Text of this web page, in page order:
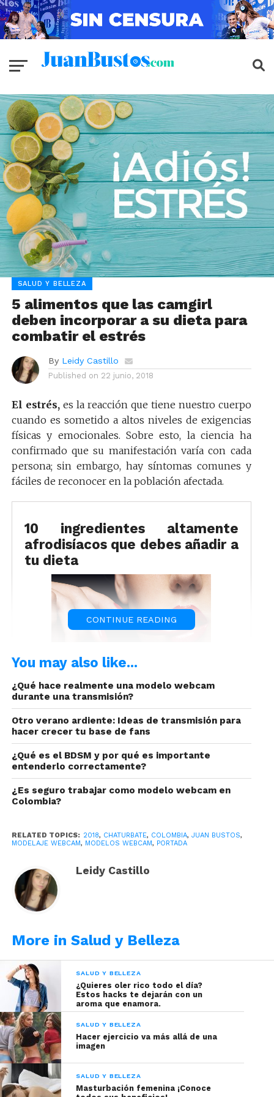
SALUD Y BELLEZA
5 alimentos que las camgirl
deben incorporar a su dieta para
combatir el estrés
By Leidy Castillo
Published on 22 junio, 2018
El estrés, es la reacción que tiene nuestro cuerpo
cuando es sometido a altos niveles de exigencias
físicas y emocionales. Sobre esto, la ciencia ha
confirmado que su manifestación varía con cada
persona; sin embargo, hay síntomas comunes y
fáciles de reconocer en la población afectada.
10 ingredientes altamente
afrodisíacos que debes añadir a
tu dieta
En tu carrera como modelo webcam, es
importante que tu rutina diaria tanto de cuidados y
preparación, incluyas alimentos que te ayuden a
mantener alto el libido.
Migrañas, fiebre, afecciones musculares,
alteración en el sistema inmunológico,
alergias, caída del cabello e irritabilidad
emocional,
son algunos de los síntomas que
podemos percibir al entrar en estrés.
propensas a tener estrés;las continuas
actividades del día a día y las responsabilidades
hacen que en algún momento debamos sufrir de
ello.
CONTINUE READING
You may also like...
¿Qué hace realmente una modelo webcam
durante una transmisión?
Otro verano ardiente: Ideas de transmisión para
hacer crecer tu base de fans
¿Qué es el BDSM y por qué es importante
entenderlo correctamente?
¿Es seguro trabajar como modelo webcam en
Colombia?
RELATED TOPICS: 2018, CHATURBATE, COLOMBIA, JUAN BUSTOS,
MODELAJE WEBCAM, MODELOS WEBCAM, PORTADA
Leidy Castillo
More in Salud y Belleza
SALUD Y BELLEZA
¿Quieres oler rico todo el día?
Estos hacks te dejarán con un
aroma que enamora.
SALUD Y BELLEZA
Hacer ejercicio va más allá de una
imagen
SALUD Y BELLEZA
Masturbación femenina ¡Conoce